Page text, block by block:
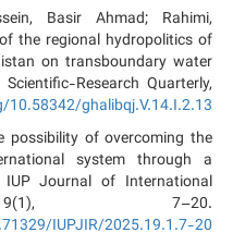
Basir Ahmad; Rahimi,
the regional hydropolitics of
on transboundary water
Research Quarterly,
ghalibqj.V.14.I.2.13
possibility of overcoming the
system through a
Journal of International
7–20.
IUPJIR/2025.19.1.7-20